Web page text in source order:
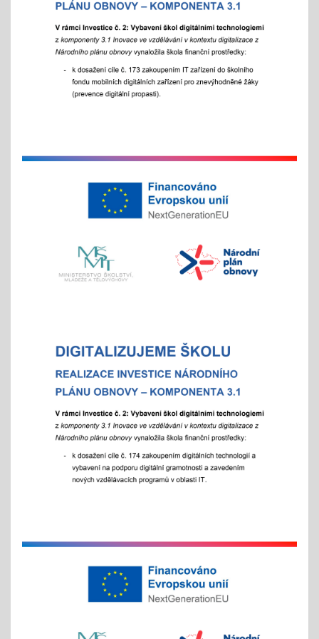
25.11.2025
celoškolní slavnostní akce
25. 11. 2025
na jaře si potom vyberou žáci 2. st. odměnu/
volný vstup s programem
4x - od 11. do 20. 11.
aneb "Kam na střední?"
pedagogy a školním parlamentem
- od 16 hod.
Adaptační týden - tradiční
01.09.2025
- celoškoní akce 1.- 5. 9./ aktivity pro zlepšení
komunikace a sociálního klima
tradiční červnové akce
inovativní vzdělávání
Buďme EKO, buďme FAJN